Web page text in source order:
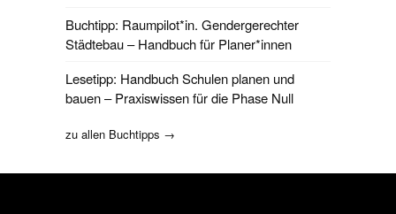
Buchtipp: Raumpilot*in. Gendergerechter
Städtebau – Handbuch für Planer*innen
Lesetipp: Handbuch Schulen planen und
bauen – Praxiswissen für die Phase Null
zu allen Buchtipps →